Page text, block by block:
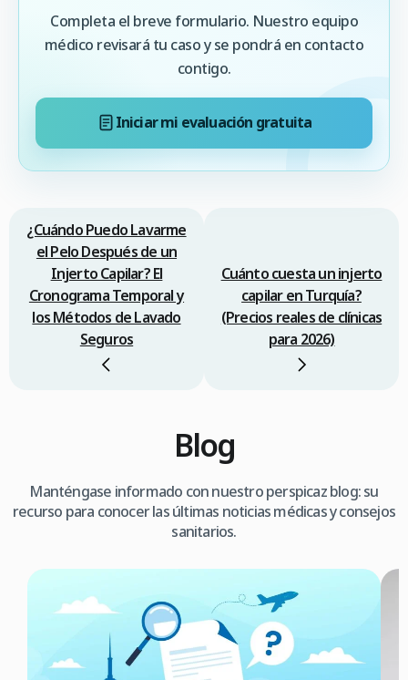
Completa el breve formulario. Nuestro equipo
médico revisará tu caso y se pondrá en contacto
contigo.
Iniciar mi evaluación gratuita
¿Cuándo Puedo Lavarme
el Pelo Después de un
Injerto Capilar? El
Cronograma Temporal y
los Métodos de Lavado
Seguros
Cuánto cuesta un injerto
capilar en Turquía?
(Precios reales de clínicas
para 2026)
Blog
Manténgase informado con nuestro perspicaz blog: su
recurso para conocer las últimas noticias médicas y consejos
sanitarios.